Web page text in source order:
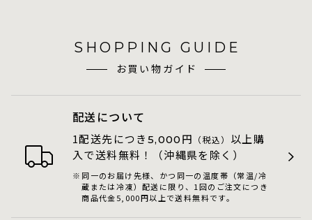
SHOPPING GUIDE
お買い物ガイド
配送について
1配送先につき 5,000 円 （税込） 以上購
入で送料無料！（沖縄県を除く）
同一のお届け先様、かつ同一の温度帯（常温/冷
蔵または冷凍）配送に限り、1回のご注文につき
商品代金5,000円以上で送料無料です。